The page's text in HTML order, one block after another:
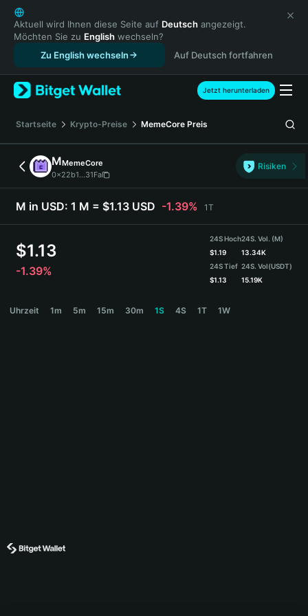
English
日本語
Tiếng Việt
Русский
Español (Latinoamérica)
Türkçe
Français
Deutsch
简体中文
繁體中文
Português (Portugal)
Bahasa Indonesia
ภาษาไทย
Español
Español (Argentina)
Aktuell wird Ihnen diese Seite auf Deutsch angezeigt.
Möchten Sie zu English wechseln?
Zu English wechseln
Auf Deutsch fortfahren
Jetzt herunterladen
Startseite Krypto-Preise MemeCore Preis
MMemeCore
0x22b1...31Fa
Risiken
M in USD: 1 M = $1.13 USD -1.39% 1T
$1.13
-1.39%
24S Hoch
$1.19
24S Tief
$1.13
24S. Vol. (M)
13.34K
24S. Vol(USDT)
15.19K
Uhrzeit 1m 5m 15m 30m 1S 4S 1T 1W